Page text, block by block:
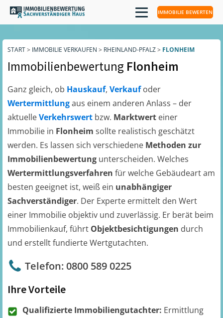
IMMOBILIE BEWERTEN
START> IMMOBILIE VERKAUFEN > RHEINLAND-PFALZ> FLONHEIM
Immobilienbewertung Flonheim
Ganz gleich, ob Hauskauf, Verkaufoder
Wertermittlungaus einem anderen Anlass – der
aktuelleVerkehrswert bzw. Marktwert einer
Immobilie in Flonheim sollte realistisch geschätzt
werden. Es lassen sich verschiedene Methoden zur
Immobilienbewertung unterscheiden. Welches
Wertermittlungsverfahren für welche Gebäudeart am
besten geeignet ist, weiß ein unabhängiger
Sachverständiger. Der Experte ermittelt den Wert
einer Immobilie objektiv und zuverlässig. Er berät beim
Immobilienkauf, führt Objektbesichtigungen durch
und erstellt fundierte Wertgutachten.
Telefon: 0800 589 0225
Ihre Vorteile
Qualifizierte Immobiliengutachter: Ermittlung